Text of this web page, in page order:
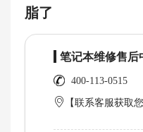
脂了
笔记本维修售后
400-113-0515
【联系客服获取